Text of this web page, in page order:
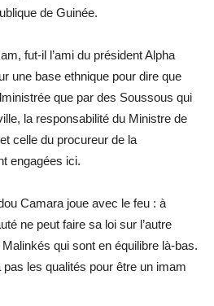
de Guinée.
fut-il l’ami du président Alpha
une base ethnique pour dire que
que par des Soussous qui
la responsabilité du Ministre de
celle du procureur de la
engagées ici.
Camara joue avec le feu : à
ne peut faire sa loi sur l’autre
qui sont en équilibre là-bas.
pas les qualités pour être un imam